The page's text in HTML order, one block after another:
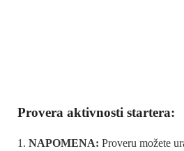
Provera aktivnosti startera:
NAPOMENA: Proveru možete